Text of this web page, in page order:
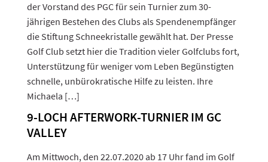
der Vorstand des PGC für sein Turnier zum 30-
jährigen Bestehen des Clubs als Spendenempfänger
die Stiftung Schneekristalle gewählt hat. Der Presse
Golf Club setzt hier die Tradition vieler Golfclubs fort,
Unterstützung für weniger vom Leben Begünstigten
schnelle, unbürokratische Hilfe zu leisten. Ihre
Michaela […]
9-LOCH AFTERWORK-TURNIER IM GC
VALLEY
Am Mittwoch, den 22.07.2020 ab 17 Uhr fand im Golf